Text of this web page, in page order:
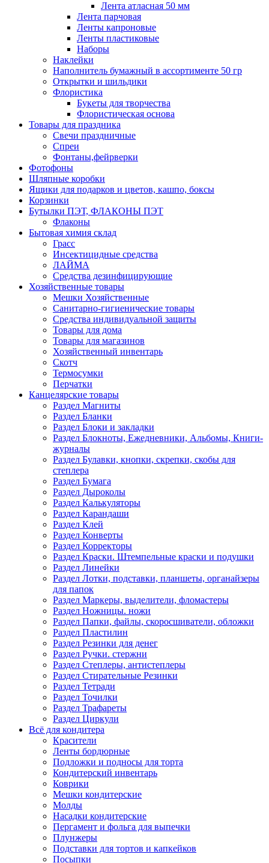
Лента атласная 50 мм
Лента парчовая
Ленты капроновые
Ленты пластиковые
Наборы
Наклейки
Наполнитель бумажный в ассортименте 50 гр
Открытки и шильдики
Флористика
Букеты для творчества
Флористическая основа
Товары для праздника
Свечи праздничные
Спреи
Фонтаны,фейрверки
Фотофоны
Шляпные коробки
Ящики для подарков и цветов, кашпо, боксы
Корзинки
Бутылки ПЭТ, ФЛАКОНЫ ПЭТ
Флаконы
Бытовая химия склад
Грасс
Инсектицидные средства
ЛАЙМА
Средства дезинфицирующие
Хозяйственные товары
Мешки Хозяйственные
Санитарно-гигиенические товары
Средства индивидуальной защиты
Товары для дома
Товары для магазинов
Хозяйственный инвентарь
Скотч
Термосумки
Перчатки
Канцелярские товары
Раздел Магниты
Раздел Бланки
Раздел Блоки и закладки
Раздел Блокноты, Ежедневники, Альбомы, Книги-
журналы
Раздел Булавки, кнопки, скрепки, скобы для
степлера
Раздел Бумага
Раздел Дыроколы
Раздел Калькуляторы
Раздел Карандаши
Раздел Клей
Раздел Конверты
Раздел Корректоры
Раздел Краски. Штемпельные краски и подушки
Раздел Линейки
Раздел Лотки, подставки, планшеты, органайзеры
для папок
Раздел Маркеры, выделители, фломастеры
Раздел Ножницы. ножи
Раздел Папки, файлы, скоросшиватели, обложки
Раздел Пластилин
Раздел Резинки для денег
Раздел Ручки. стержни
Раздел Степлеры, антистеплеры
Раздел Стирательные Резинки
Раздел Тетради
Раздел Точилки
Раздел Трафареты
Раздел Циркули
Всё для кондитера
Красители
Ленты бордюрные
Подложки и подносы для торта
Кондитерский инвентарь
Коврики
Мешки кондитерские
Молды
Насадки кондитерские
Пергамент и фольга для выпечки
Плунжеры
Подставки для тортов и капкейков
Посыпки